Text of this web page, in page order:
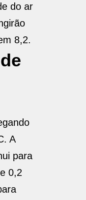
do ar
8,2.
A
para
0,2